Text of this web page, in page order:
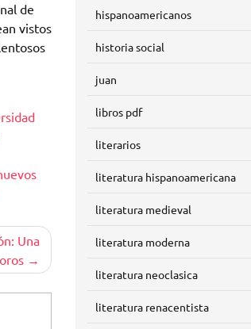
de
vistos
Una
hispanoamericanos
historia social
juan
libros pdf
literarios
literatura hispanoamericana
literatura medieval
literatura moderna
literatura neoclasica
literatura renacentista